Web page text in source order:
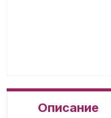
Описание